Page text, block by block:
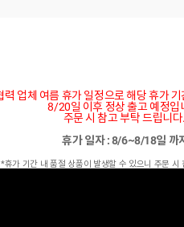
력 업체 여름 휴가 일정으로 해당 휴가
8/20일 이후 정상 출고 예정입
주문 시 참고 부탁 드립니
휴가 일자 : 8/6~8/18일 까
*휴가 기간 내 품절 상품이 발생할 수 있으니 주문 시